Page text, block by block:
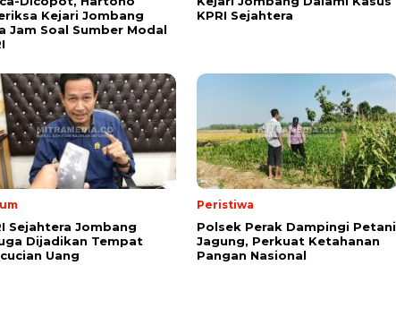
Kejari Jombang
Jam Soal Sumber Modal
KPRI Sejahtera
Sejahtera Jombang
Dijadikan Tempat
Uang
Peristiwa
Polsek Perak Dampingi Petani
Jagung, Perkuat Ketahanan
Pangan Nasional